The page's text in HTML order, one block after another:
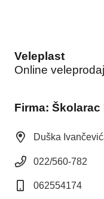
Veleplast
Online
Firma: Školarac
Duška
022/560-782
062554174